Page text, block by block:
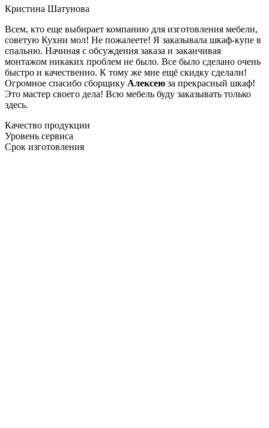
Кристина Шатунова
Всем, кто еще выбирает компанию для изготовления мебели,
советую Кухни мол! Не пожалеете! Я заказывала шкаф-купе в
спальню. Начиная с обсуждения заказа и заканчивая
монтажом никаких проблем не было. Все было сделано очень
быстро и качественно. К тому же мне ещё скидку сделали!
Огромное спасибо сборщику Алексею за прекрасный шкаф!
Это мастер своего дела! Всю мебель буду заказывать только
здесь.
Качество продукции
Уровень сервиса
Срок изготовления